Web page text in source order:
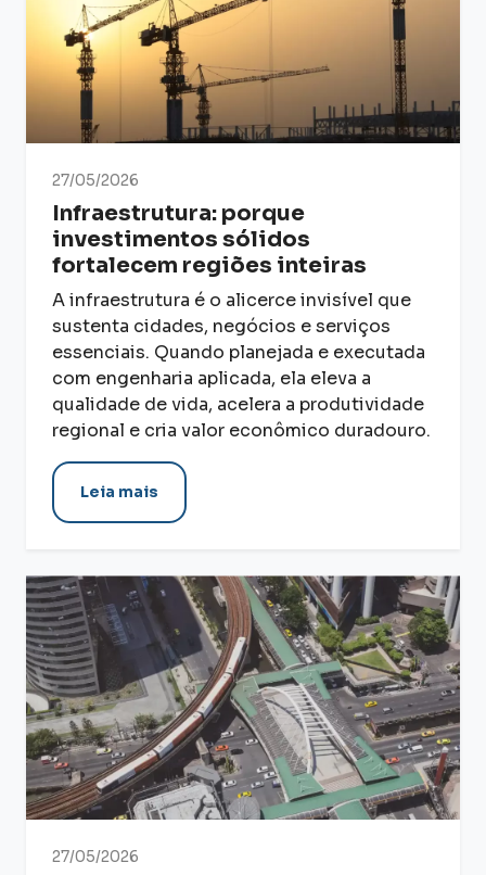
27/05/2026
Infraestrutura: porque
investimentos sólidos
fortalecem regiões inteiras
A infraestrutura é o alicerce invisível que
sustenta cidades, negócios e serviços
essenciais. Quando planejada e executada
com engenharia aplicada, ela eleva a
qualidade de vida, acelera a produtividade
regional e cria valor econômico duradouro.
Leia mais
27/05/2026